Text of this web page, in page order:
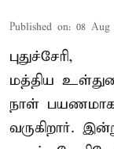
Published on: 08 Aug
புதுச்சேரி,
மத்திய
நாள் பயணமாக
வருகிறார்.